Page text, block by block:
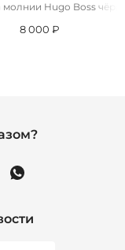
молнии Hugo Boss
8 000 ₽